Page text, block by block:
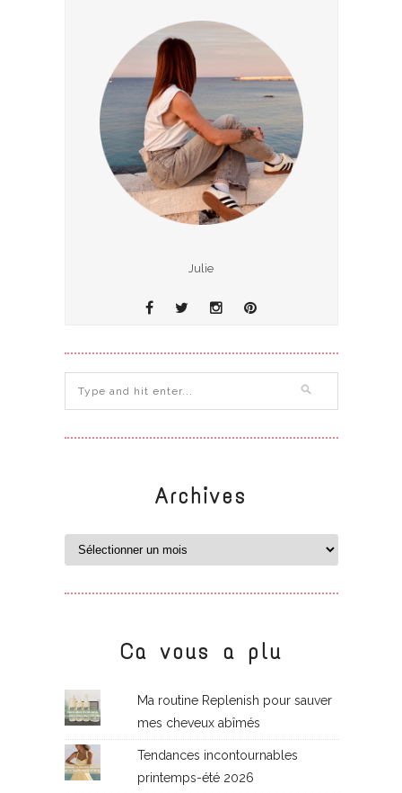
Julie
Archives
Ca vous a plu
Ma routine Replenish pour sauver
mes cheveux abîmés
Tendances incontournables
printemps-été 2026